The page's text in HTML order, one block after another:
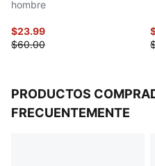
hombre
$23.99
$60.00
PRODUCTOS
FRECUENTEMENTE